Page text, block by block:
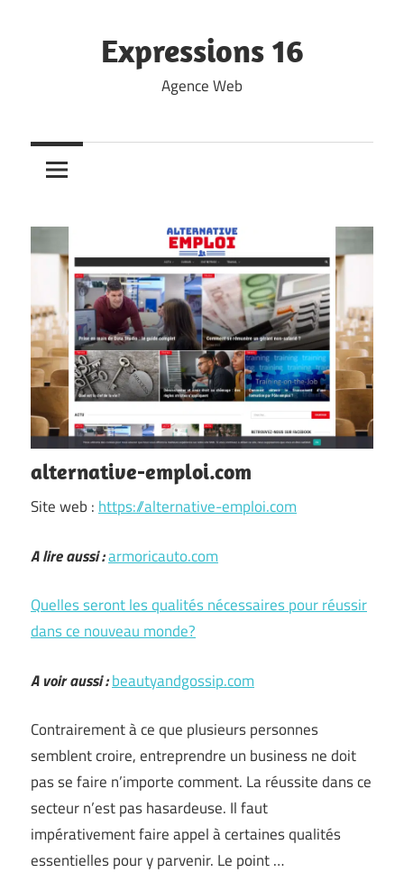
Expressions 16
Agence Web
alternative-emploi.com
Site web : https://alternative-emploi.com
A lire aussi :armoricauto.com
Quelles seront les qualités nécessaires pour réussir
dans ce nouveau monde?
A voir aussi :beautyandgossip.com
Contrairement à ce que plusieurs personnes
semblent croire, entreprendre un business ne doit
pas se faire n’importe comment. La réussite dans ce
secteur n’est pas hasardeuse. Il faut
impérativement faire appel à certaines qualités
essentielles pour y parvenir. Le point …